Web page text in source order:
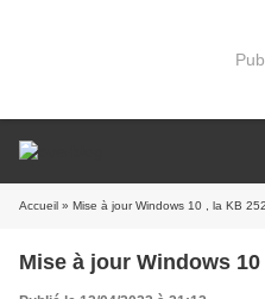
Accueil » Mise à jour Windows 10 , la KB
Mise à jour Windows